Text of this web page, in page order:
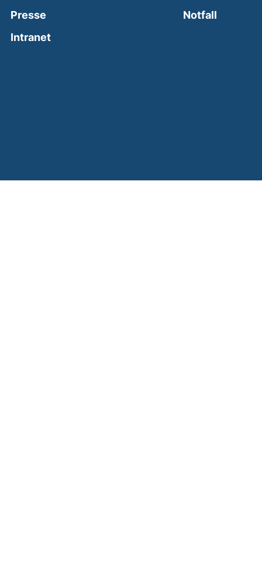
Presse
Intranet(external link, opens in a new window)
Notfall